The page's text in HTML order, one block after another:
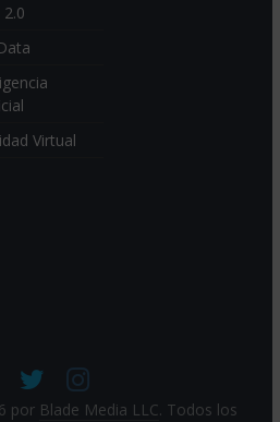
Virtual
por Blade Media LLC. Todos los